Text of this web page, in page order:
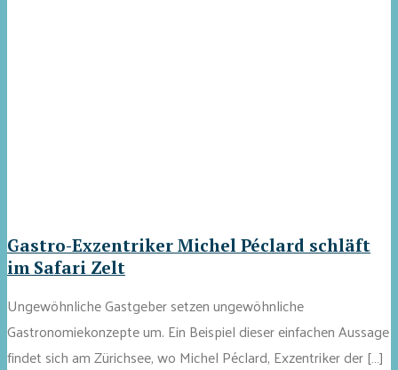
Gastro-Exzentriker Michel Péclard schläft
im Safari Zelt
Ungewöhnliche Gastgeber setzen ungewöhnliche
Gastronomiekonzepte um. Ein Beispiel dieser einfachen Aussage
findet sich am Zürichsee, wo Michel Péclard, Exzentriker der […]